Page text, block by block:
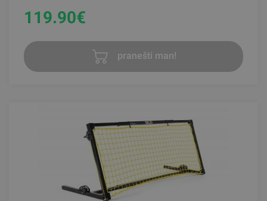
119.90€
pranešti man!